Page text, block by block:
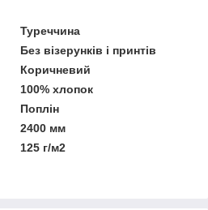
Туреччина
Без візерунків і принтів
Коричневий
100% хлопок
Поплін
2400 мм
125 г/м2